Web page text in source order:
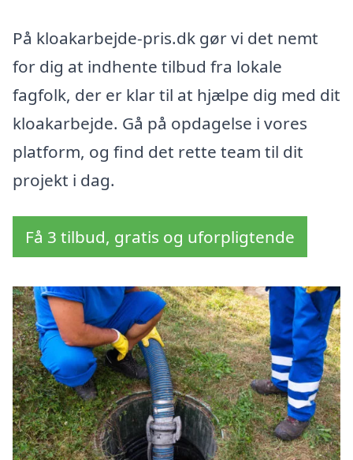
På kloakarbejde-pris.dk gør vi det nemt
for dig at indhente tilbud fra lokale
fagfolk, der er klar til at hjælpe dig med dit
kloakarbejde. Gå på opdagelse i vores
platform, og find det rette team til dit
projekt i dag.
Få 3 tilbud, gratis og uforpligtende